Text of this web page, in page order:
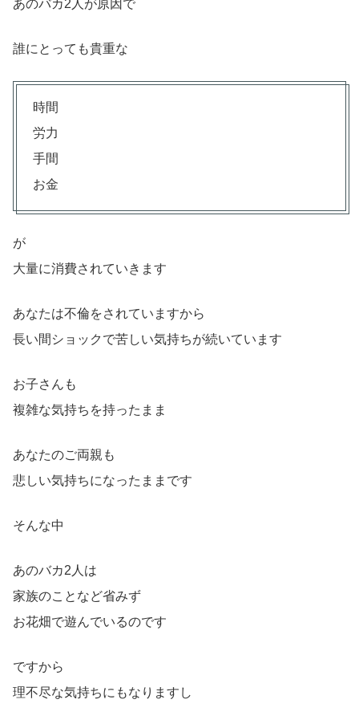
あのバカ2人が原因で
誰にとっても貴重な
時間
労力
手間
お金
が
大量に消費されていきます
あなたは不倫をされていますから
長い間ショックで苦しい気持ちが続いています
お子さんも
複雑な気持ちを持ったまま
あなたのご両親も
悲しい気持ちになったままです
そんな中
あのバカ2人は
家族のことなど省みず
お花畑で遊んでいるのです
ですから
理不尽な気持ちにもなりますし